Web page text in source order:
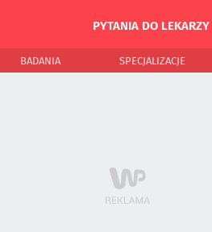
PYTANIA DO LEKARZY
BADANIA SPECJALIZACJE